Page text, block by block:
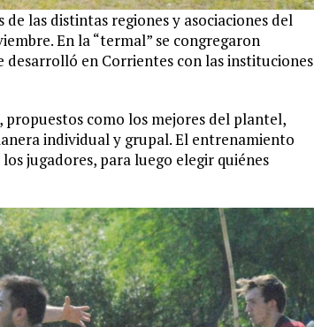
las distintas regiones y asociaciones del
En la “termal” se congregaron
desarrolló en Corrientes con las instituciones
como los mejores del plantel,
individual y grupal. El entrenamiento
jugadores, para luego elegir quiénes